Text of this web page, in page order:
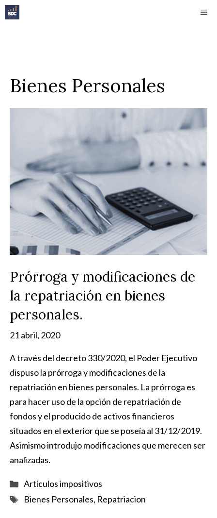
Saltar
al
Bienes Personales
Prórroga y modificaciones de
la repatriación en bienes
personales.
21 abril, 2020
A través del decreto 330/2020, el Poder Ejecutivo
dispuso la prórroga y modificaciones de la
repatriación en bienes personales. La prórroga es
para hacer uso de la opción de repatriación de
fondos y el producido de activos financieros
situados en el exterior que se poseía al 31/12/2019.
Asimismo introdujo modificaciones que merecen ser
analizadas.
Categorías
Artículos impositivos
Etiquetas
Bienes Personales, Repatriacion